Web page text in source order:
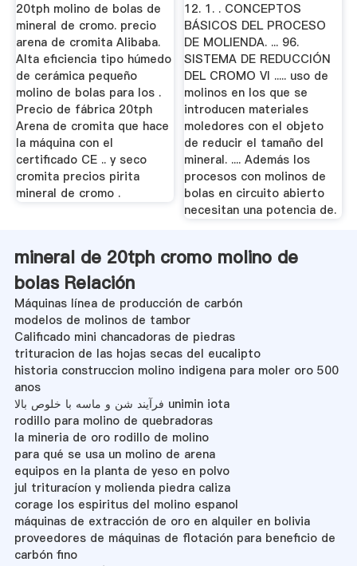
20tph molino de bolas de
mineral de cromo. precio
arena de cromita Alibaba.
Alta eficiencia tipo húmedo
de cerámica pequeño
molino de bolas para los .
Precio de fábrica 20tph
Arena de cromita que hace
la máquina con el
certificado CE .. y seco
cromita precios pirita
mineral de cromo .
12. 1. . CONCEPTOS
BÁSICOS DEL PROCESO
DE MOLIENDA. ... 96.
SISTEMA DE REDUCCIÓN
DEL CROMO VI ..... uso de
molinos en los que se
introducen materiales
moledores con el objeto
de reducir el tamaño del
mineral. .... Además los
procesos con molinos de
bolas en circuito abierto
necesitan una potencia de.
mineral de 20tph cromo molino de
bolas Relación
Máquinas línea de producción de carbón
modelos de molinos de tambor
Calificado mini chancadoras de piedras
trituracion de las hojas secas del eucalipto
historia construccion molino indigena para moler oro 500
anos
فرآیند شن و ماسه با خلوص بالا unimin iota
rodillo para molino de quebradoras
la mineria de oro rodillo de molino
para qué se usa un molino de arena
equipos en la planta de yeso en polvo
jul trituracíon y molienda piedra caliza
corage los espiritus del molino espanol
máquinas de extracción de oro en alquiler en bolivia
proveedores de máquinas de flotación para beneficio de
carbón fino